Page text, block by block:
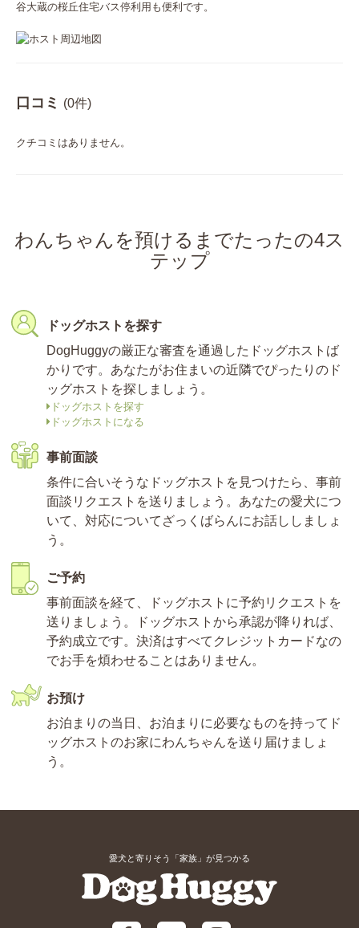
谷大蔵の桜丘住宅バス停利用も便利です。
口コミ (0件)
クチコミはありません。
わんちゃんを預けるまでたったの4ス
テップ
ドッグホストを探す
DogHuggyの厳正な審査を通過したドッグホストば
かりです。あなたがお住まいの近隣でぴったりのド
ッグホストを探しましょう。
ドッグホストを探す
ドッグホストになる
事前面談
条件に合いそうなドッグホストを見つけたら、事前
面談リクエストを送りましょう。あなたの愛犬につ
いて、対応についてざっくばらんにお話ししましょ
う。
ご予約
事前面談を経て、ドッグホストに予約リクエストを
送りましょう。ドッグホストから承認が降りれば、
予約成立です。決済はすべてクレジットカードなの
でお手を煩わせることはありません。
お預け
お泊まりの当日、お泊まりに必要なものを持ってド
ッグホストのお家にわんちゃんを送り届けましょ
う。
愛犬と寄りそう「家族」が見つかる